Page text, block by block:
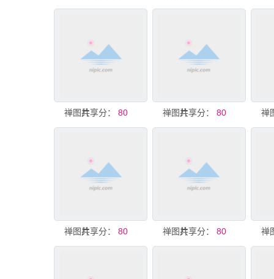
禅图片共享分： 80 禅图片共享分： 80 禅
禅图片共享分： 80 禅图片共享分： 80 禅